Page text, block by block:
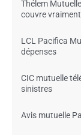
Thélem
couvre vraiment
LCL Pacifica
dépenses
CIC mutuelle
sinistres
Avis mutuelle